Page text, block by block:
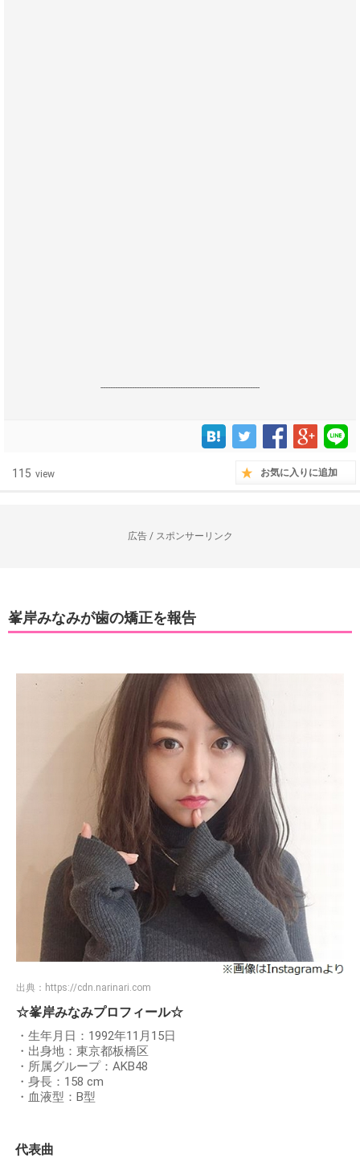
------------------------------------------------------------------
115 view お気に入りに追加
広告 / スポンサーリンク
峯岸みなみが歯の矯正を報告
出典： https://cdn.narinari.com
☆峯岸みなみプロフィール☆
・生年月日：1992年11月15日
・出身地：東京都板橋区
・所属グループ：AKB48
・身長：158 cm
・血液型：B型
代表曲